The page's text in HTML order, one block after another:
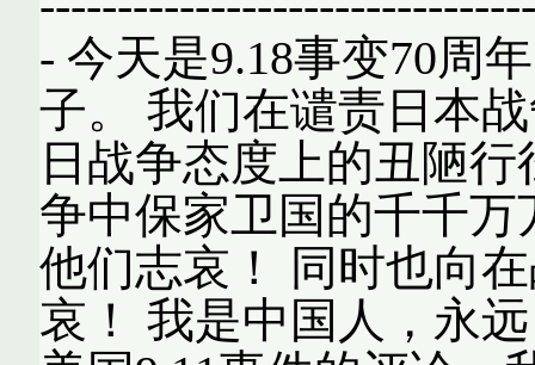
- 今天是9.18事变70周
子。 我们在谴责日本
日战争态度上的丑陋
争中保家卫国的千千
他们志哀！ 同时也向
哀！ 我是中国人，永